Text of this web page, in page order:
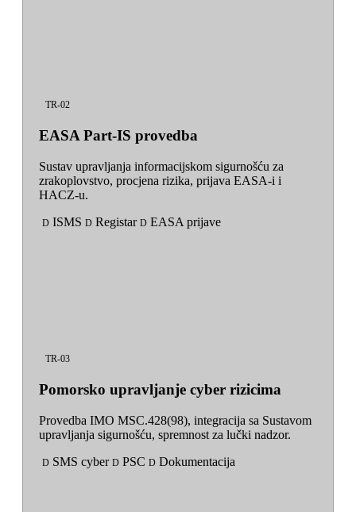
TR-02
EASA Part-IS provedba
Sustav upravljanja informacijskom sigurnošću za
zrakoplovstvo, procjena rizika, prijava EASA-i i
HACZ-u.
D ISMS D Registar D EASA prijave
TR-03
Pomorsko upravljanje cyber rizicima
Provedba IMO MSC.428(98), integracija sa Sustavom
upravljanja sigurnošću, spremnost za lučki nadzor.
D SMS cyber D PSC D Dokumentacija